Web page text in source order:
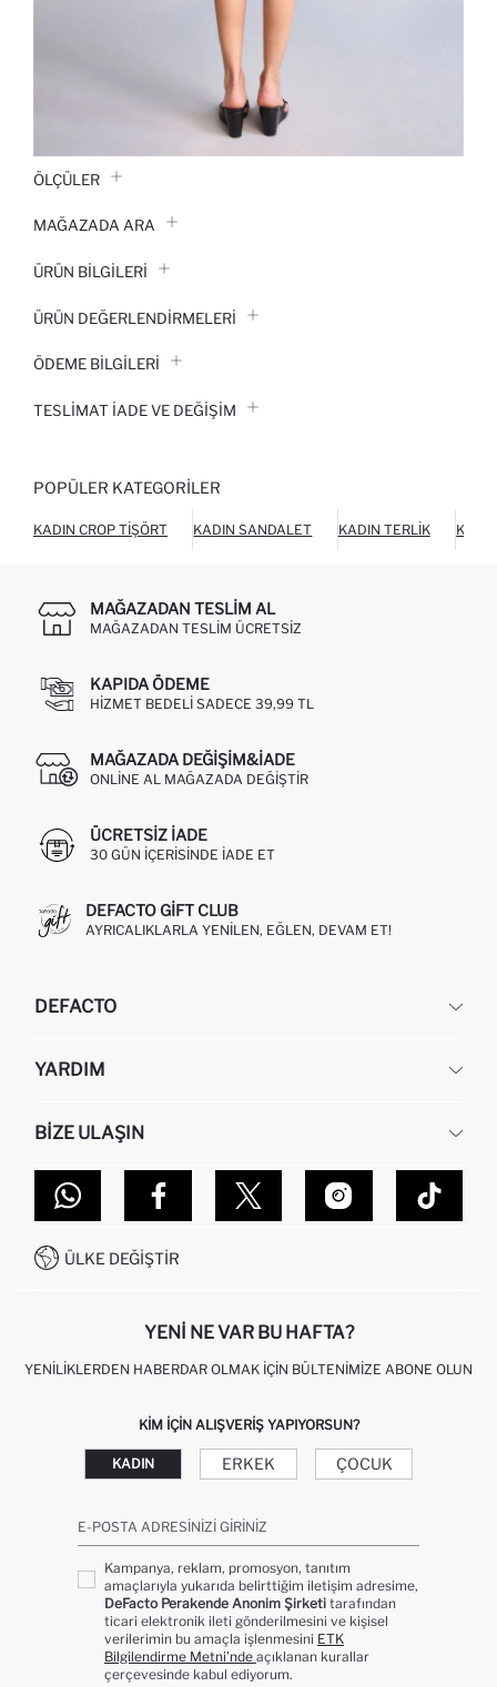
ÖLÇÜLER
MAĞAZADA ARA
ÜRÜN BILGILERI
ÜRÜN DEĞERLENDİRMELERİ
ÖDEME BİLGİLERİ
TESLIMAT İADE VE DEĞIŞIM
POPÜLER KATEGORILER
KADIN CROP TIŞÖRT KADIN SANDALET KADIN TERLIK
MAĞAZADAN TESLIM AL
MAĞAZADAN TESLIM ÜCRETSIZ
KAPIDA ÖDEME
HIZMET BEDELI SADECE 39,99 TL
MAĞAZADA DEĞIŞIM&İADE
ONLINE AL MAĞAZADA DEĞIŞTIR
ÜCRETSIZ IADE
30 GÜN IÇERISINDE IADE ET
DEFACTO GIFT CLUB
AYRICALIKLARLA YENILEN, EĞLEN, DEVAM ET!
DEFACTO
HAKKIMIZDA
KURUMSAL SATIŞ
DEFACTO TEKNOLOJI
SITEMAP
YARDIM
SIPARIŞIMI NASIL TAKIP EDERIM?
NASIL İADE EDERIM?
GIFT CLUB SIKÇA SORULAN SORULAR
İŞLEM REHBERI
KAMPANYALAR
BIZE ULAŞIN
MAĞAZALARIMIZ
İLETIŞIM FORMU
0850 333 22 86
ÜLKE DEĞIŞTIR
YENI NE VAR BU HAFTA?
YENILIKLERDEN HABERDAR OLMAK İÇIN BÜLTENIMIZE ABONE OLUN
KIM IÇIN ALIŞVERIŞ YAPIYORSUN?
KADIN ERKEK ÇOCUK
E-POSTA ADRESINIZI GIRINIZ
Kampanya, reklam, promosyon, tanıtım
amaçlarıyla yukarıda belirttiğim iletişim adresime,
DeFacto Perakende Anonim Şirketi tarafından
ticari elektronik ileti gönderilmesini ve kişisel
verilerimin bu amaçla işlenmesini ETK
Bilgilendirme Metni’nde açıklanan kurallar
çerçevesinde kabul ediyorum.